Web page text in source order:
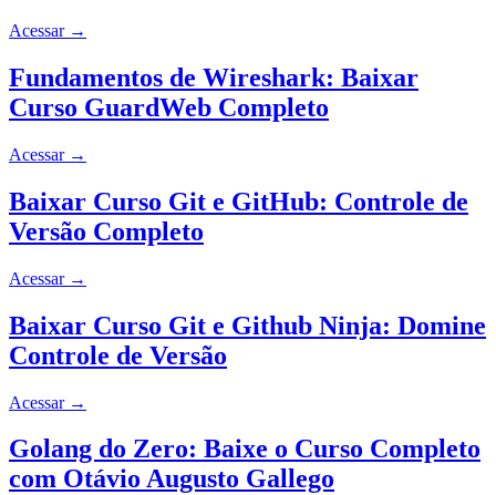
Acessar →
Fundamentos de Wireshark: Baixar
Curso GuardWeb Completo
Acessar →
Baixar Curso Git e GitHub: Controle de
Versão Completo
Acessar →
Baixar Curso Git e Github Ninja: Domine
Controle de Versão
Acessar →
Golang do Zero: Baixe o Curso Completo
com Otávio Augusto Gallego